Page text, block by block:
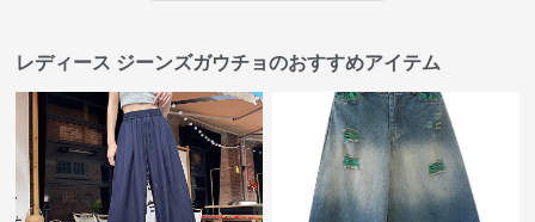
レディース ジーンズガウチョのおすすめアイテム